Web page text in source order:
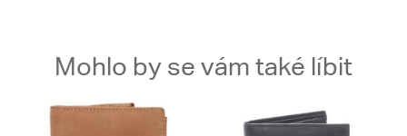
Mohlo by se vám také líbit